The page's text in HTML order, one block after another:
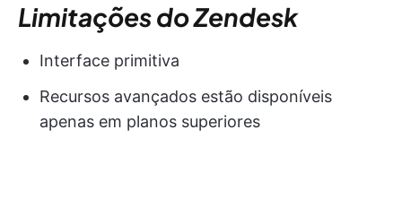
Limitações do Zendesk
Interface primitiva
Recursos avançados estão disponíveis
apenas em planos superiores